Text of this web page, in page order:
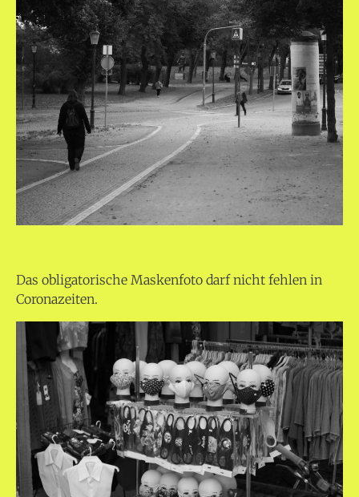
Das obligatorische Maskenfoto darf nicht fehlen in
Coronazeiten.